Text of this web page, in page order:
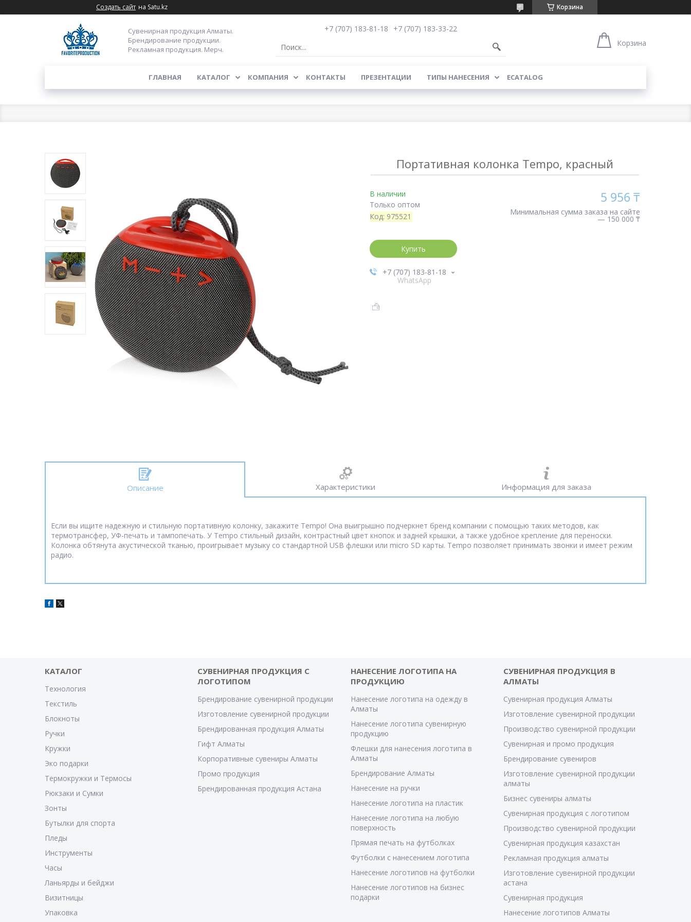
Создать сайт на Satu.kz Корзина
Сувенирная продукция Алматы.
Брендирование продукции.
Рекламная продукция. Мерч.
+7 (707) 183-81-18
+7 (707) 183-33-22
Корзина
ГЛАВНАЯ КАТАЛОГ КОМПАНИЯ КОНТАКТЫ ПРЕЗЕНТАЦИИ ТИПЫ НАНЕСЕНИЯ ECATALOG
Портативная колонка Tempo, красный
В наличии
Только оптом
Код: 975521
5 956 ₸
Минимальная сумма заказа на сайте
— 150 000 ₸
Купить
+7 (707) 183-81-18
WhatsApp
Описание Характеристики Информация для заказа
Если вы ищите надежную и стильную портативную колонку, закажите Tempo! Она выигрышно подчеркнет бренд компании с помощью таких методов, как
термотрансфер, УФ-печать и тампопечать. У Tempo стильный дизайн, контрастный цвет кнопок и задней крышки, а также удобное крепление для переноски.
Колонка обтянута акустической тканью, проигрывает музыку со стандартной USB флешки или micro SD карты. Tempo позволяет принимать звонки и имеет режим
радио.
КАТАЛОГ
Технология
Текстиль
Блокноты
Ручки
Кружки
Эко подарки
Термокружки и Термосы
Рюкзаки и Сумки
Зонты
Бутылки для спорта
Пледы
Инструменты
Часы
Ланьярды и бейджи
Визитницы
Упаковка
СУВЕНИРНАЯ ПРОДУКЦИЯ С
ЛОГОТИПОМ
Брендирование сувенирной продукции
Изготовление сувенирной продукции
Брендированная продукция Алматы
Гифт Алматы
Корпоративные сувениры Алматы
Промо продукция
Брендированная продукция Астана
НАНЕСЕНИЕ ЛОГОТИПА НА
ПРОДУКЦИЮ
Нанесение логотипа на одежду в
Алматы
Нанесение логотипа сувенирную
продукцию
Флешки для нанесения логотипа в
Алматы
Брендирование Алматы
Нанесение на ручки
Нанесение логотипа на пластик
Нанесение логотипа на любую
поверхность
Прямая печать на футболках
Футболки с нанесением логотипа
Нанесение логотипов на футболки
Нанесение логотипов на бизнес
подарки
СУВЕНИРНАЯ ПРОДУКЦИЯ В
АЛМАТЫ
Сувенирная продукция Алматы
Изготовление сувенирной продукции
Производство сувенирной продукции
Сувенирная и промо продукция
Брендирование сувениров
Изготовление сувенирной продукции
алматы
Бизнес сувениры алматы
Сувенирная продукция с логотипом
Производство сувенирной продукции
Сувенирная продукция казахстан
Рекламная продукция алматы
Изготовление сувенирной продукции
астана
Сувенирная продукция
Нанесение логотипов Алматы